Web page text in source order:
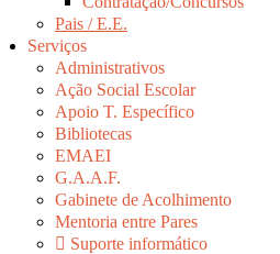
Pais / E.E.
Serviços
Administrativos
Ação Social Escolar
Apoio T. Específico
Bibliotecas
EMAEI
G.A.A.F.
Gabinete de Acolhimento
Mentoria entre Pares
Suporte informático